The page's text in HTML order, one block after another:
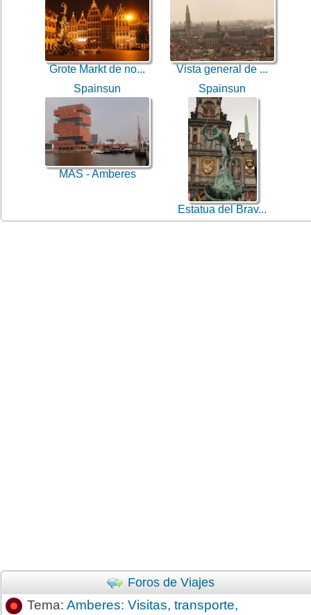
Grote Markt de no...
Vista general de ...
Spainsun
MAS - Amberes
Spainsun
Estatua del Brav...
Foros de Viajes
Tema: Amberes: Visitas, transporte,